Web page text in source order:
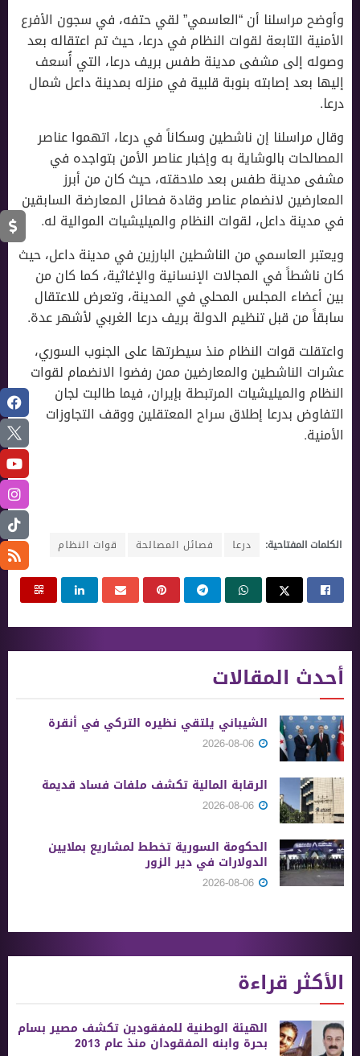
وأوضح مراسلنا أن “العاسمي” لقي حتفه، في سجون الأفرع
الأمنية التابعة لقوات النظام في درعا، حيث تم اعتقاله بعد
وصوله إلى مشفى مدينة طفس بريف درعا، التي أُسعف
إليها بعد إصابته بنوبة قلبية في منزله بمدينة داعل شمال
درعا.
وقال مراسلنا إن ناشطين وسكاناً في درعا، اتهموا عناصر
المصالحات بالوشاية به وإخبار عناصر الأمن بتواجده في
مشفى مدينة طفس بعد ملاحقته، حيث كان من أبرز
المعارضين لانضمام عناصر وقادة فصائل المعارضة السابقين
في مدينة داعل، لقوات النظام والميليشيات الموالية له.
ويعتبر العاسمي من الناشطين البارزين في مدينة داعل، حيث
كان ناشطاً في المجالات الإنسانية والإغاثية، كما كان من
بين أعضاء المجلس المحلي في المدينة، وتعرض للاعتقال
سابقاً من قبل تنظيم الدولة بريف درعا الغربي لأشهر عدة.
واعتقلت قوات النظام منذ سيطرتها على الجنوب السوري،
عشرات الناشطين والمعارضين ممن رفضوا الانضمام لقوات
النظام والميليشيات المرتبطة بإيران، فيما طالبت لجان
التفاوض بدرعا إطلاق سراح المعتقلين ووقف التجاوزات
الأمنية.
الكلمات المفتاحية: درعا فصائل المصالحة قوات النظام
أحدث المقالات
الشيباني يلتقي نظيره التركي في أنقرة
الرقابة المالية تكشف ملفات فساد قديمة
الحكومة السورية تخطط لمشاريع بملايين
الدولارات في دير الزور
الأكثر قراءة
الهيئة الوطنية للمفقودين تكشف مصير بسام
بحرة وابنه المفقودان منذ عام 2013